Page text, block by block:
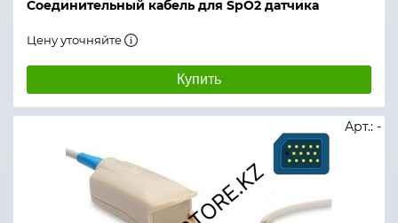
Соединительный кабель для SpO2 датчика
Цену уточняйте
Купить
Арт.: -